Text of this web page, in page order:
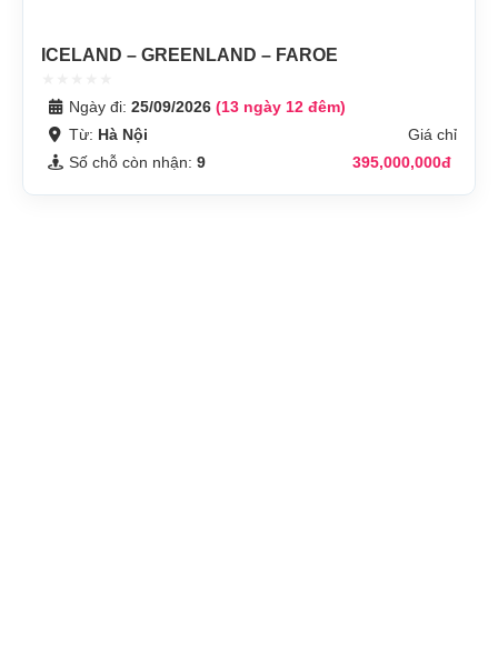
ICELAND – GREENLAND – FAROE
Ngày đi: 25/09/2026 (13 ngày 12 đêm)
Từ: Hà Nội
Giá chỉ
Số chỗ còn nhận: 9 395,000,000đ